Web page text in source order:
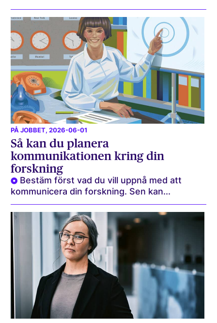
PÅ JOBBET, 2026-06-01
Så kan du planera
kommunikationen kring din
forskning
Bestäm först vad du vill uppnå med att
kommunicera din forskning. Sen kan...